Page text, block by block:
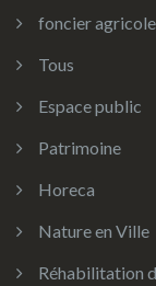
foncier agricole
Tous
Espace public
Patrimoine
Horeca
Nature en Ville
Réhabilitation